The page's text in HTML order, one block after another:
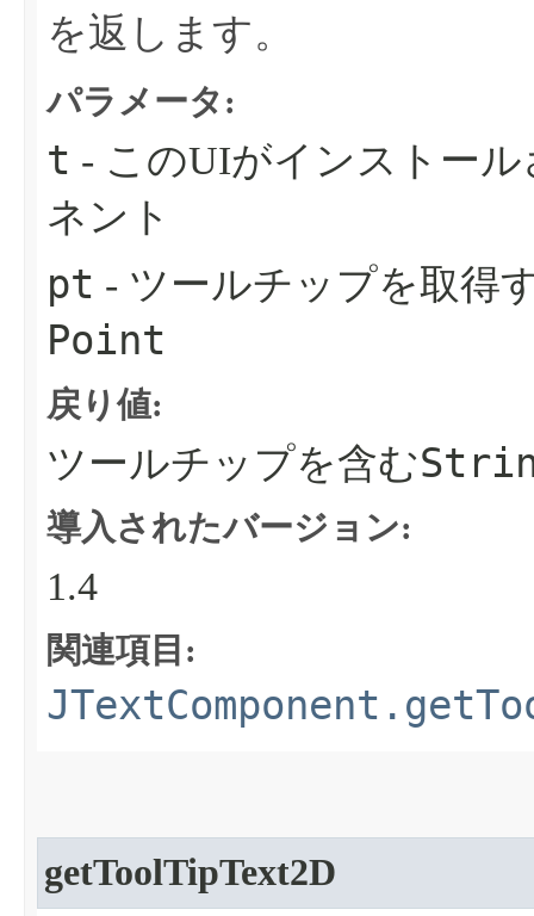
を返します。
パラメータ:
t - このUIがインストー
ネント
pt - ツールチップを取得
Point
戻り値:
ツールチップを含む
導入されたバージョン:
1.4
関連項目:
getToolTipText2D